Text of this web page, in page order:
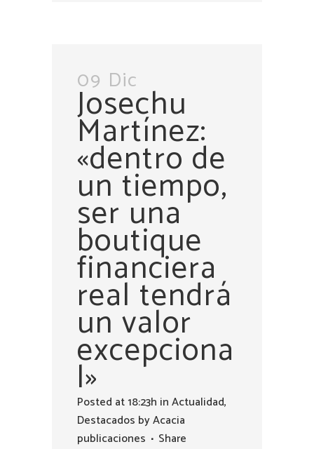
09 Dic
Josechu
Martínez:
«dentro de
un tiempo,
ser una
boutique
financiera
real tendrá
un valor
excepciona
l»
Posted at 18:23h inActualidad,
Destacados byAcacia
publicaciones
Share